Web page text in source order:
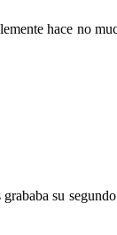
hace no
su